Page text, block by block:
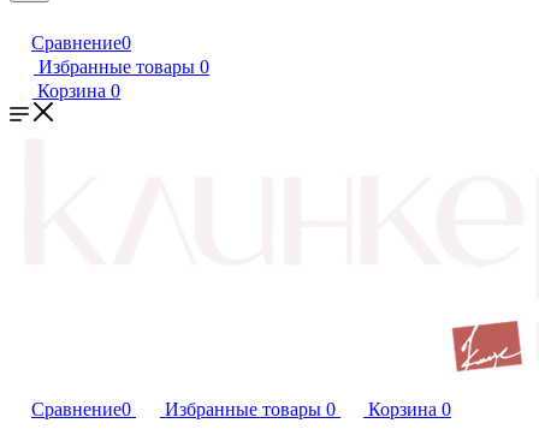
Сравнение0
Избранные товары 0
Корзина 0
Сравнение0 Избранные товары 0 Корзина 0